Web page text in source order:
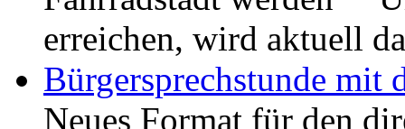
erreichen, wird aktuell
Bürgersprechstunde mit
Neues Format für den